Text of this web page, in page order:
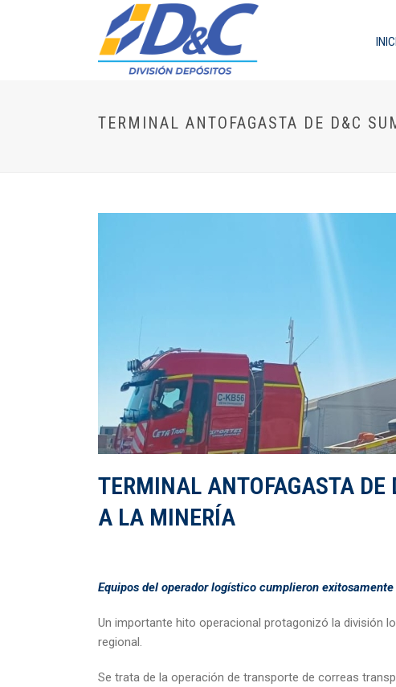
TERMINAL ANTOFAGASTA DE D&C
TERMINAL ANTOFAGASTA
A LA MINERÍA
Equipos del operador logístico cumplieron
Un importante hito operacional protagonizó la división
regional.
Se trata de la operación de transporte de correas